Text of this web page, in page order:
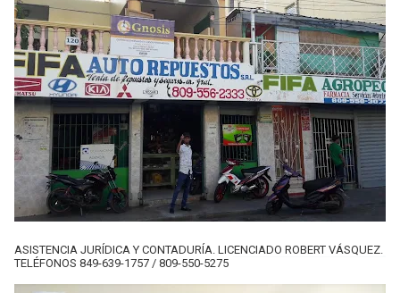
ASISTENCIA JURÍDICA Y CONTADURÍA. LICENCIADO ROBERT VÁSQUEZ.
TELÉFONOS 849-639-1757 / 809-550-5275